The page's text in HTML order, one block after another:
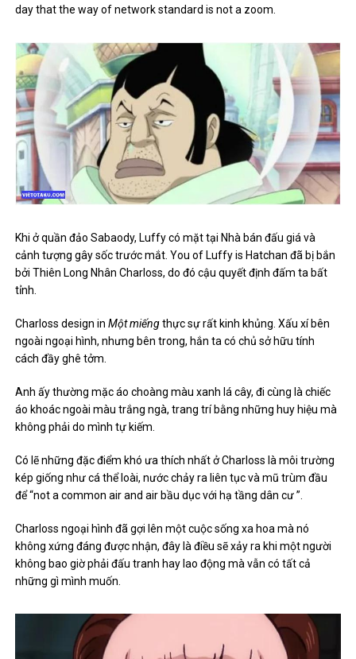
day that the way of network standard is not a zoom.
Khi ở quần đảo Sabaody, Luffy có mặt tại Nhà bán đấu giá và
cảnh tượng gây sốc trước mắt. You of Luffy is Hatchan đã bị bắn
bởi Thiên Long Nhân Charloss, do đó cậu quyết định đấm ta bất
tỉnh.
Charloss design inMột miếngthực sự rất kinh khủng. Xấu xí bên
ngoài ngoại hình, nhưng bên trong, hắn ta có chủ sở hữu tính
cách đầy ghê tởm.
Anh ấy thường mặc áo choàng màu xanh lá cây, đi cùng là chiếc
áo khoác ngoài màu trắng ngà, trang trí bằng những huy hiệu mà
không phải do mình tự kiếm.
Có lẽ những đặc điểm khó ưa thích nhất ở Charloss là môi trường
kép giống như cá thể loài, nước chảy ra liên tục và mũ trùm đầu
để “not a common air and air bầu dục với hạ tầng dân cư ”.
Charloss ngoại hình đã gợi lên một cuộc sống xa hoa mà nó
không xứng đáng được nhận, đây là điều sẽ xảy ra khi một người
không bao giờ phải đấu tranh hay lao động mà vẫn có tất cả
những gì mình muốn.